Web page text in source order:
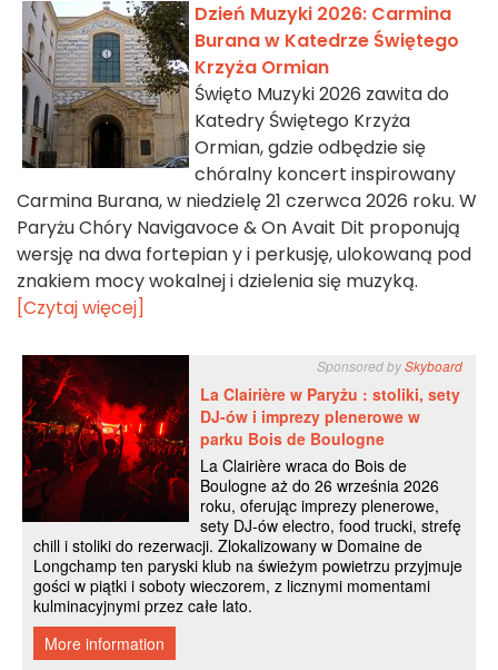
Dzień Muzyki 2026: Carmina
Burana w Katedrze Świętego
Krzyża Ormian
Święto Muzyki 2026 zawita do
Katedry Świętego Krzyża
Ormian, gdzie odbędzie się
chóralny koncert inspirowany
Carmina Burana, w niedzielę 21 czerwca 2026 roku. W
Paryżu Chóry Navigavoce & On Avait Dit proponują
wersję na dwa fortepian y i perkusję, ulokowaną pod
znakiem mocy wokalnej i dzielenia się muzyką.
[Czytaj więcej]